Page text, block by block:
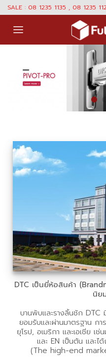
Skip
content
SALE : 08 1235 1135 , 08 1235
DTC เป็นยี่ห้อสินค้า
นิย
บานพับและรางลิ้นชัก DTC
ยอมรับและผ่านมาตรฐาน กา
ยุโรป, อเมริกา และเอเชีย เ
และ EN เป็นต้น และไ
(The high-end